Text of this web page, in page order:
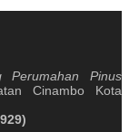
Perumahan Pinus
Cinambo Kota